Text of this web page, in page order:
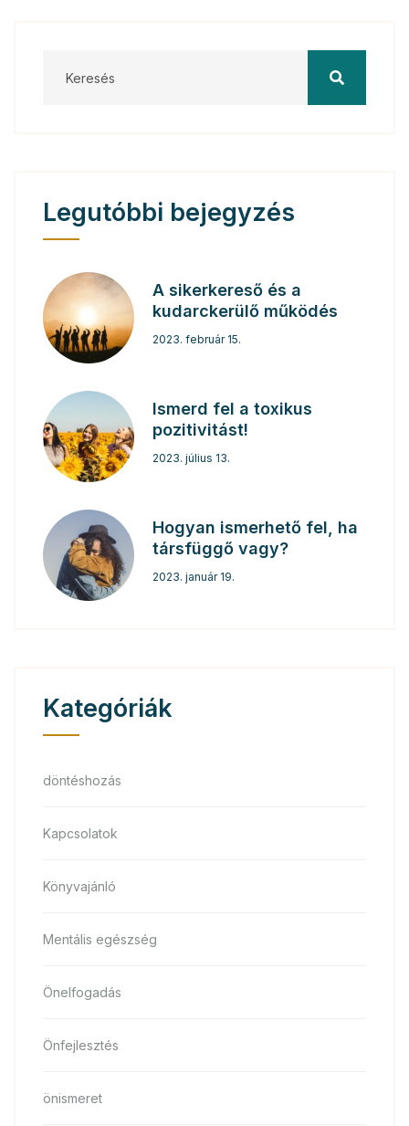
Legutóbbi bejegyzés
A sikerkereső és a
kudarckerülő működés
2023. február 15.
Ismerd fel a toxikus
pozitivitást!
2023. július 13.
Hogyan ismerhető fel, ha
társfüggő vagy?
2023. január 19.
Kategóriák
döntéshozás
Kapcsolatok
Könyvajánló
Mentális egészség
Önelfogadás
Önfejlesztés
önismeret